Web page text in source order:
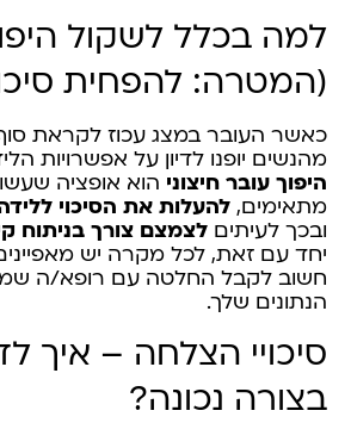
למה בכלל לשקול
(המטרה: להפחית
כאשר העובר במצג עכוז לקראת
מהנשים יופנו לדיון על אפשרויות
היפוך עובר חיצוני הוא אופציה
מתאימים, להעלות את הסיכוי ללידה
ובכך לעיתים לצמצם צורך בניתוח
יחד עם זאת, לכל מקרה יש מאפיינים
חשוב לקבל החלטה עם רופא/ה
הנתונים שלך.
סיכויי הצלחה – איך
בצורה נכונה?